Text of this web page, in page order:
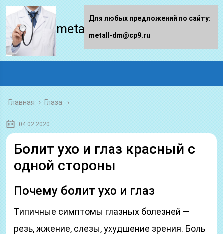
metall-dm.ru
Главная › Глаза
04.02.2020
Болит ухо и глаз красный с
одной стороны
Почему болит ухо и глаз
Типичные симптомы глазных болезней —
резь, жжение, слезы, ухудшение зрения. Боль
Для любых предложений по сайту:
metall-dm@cp9.ru